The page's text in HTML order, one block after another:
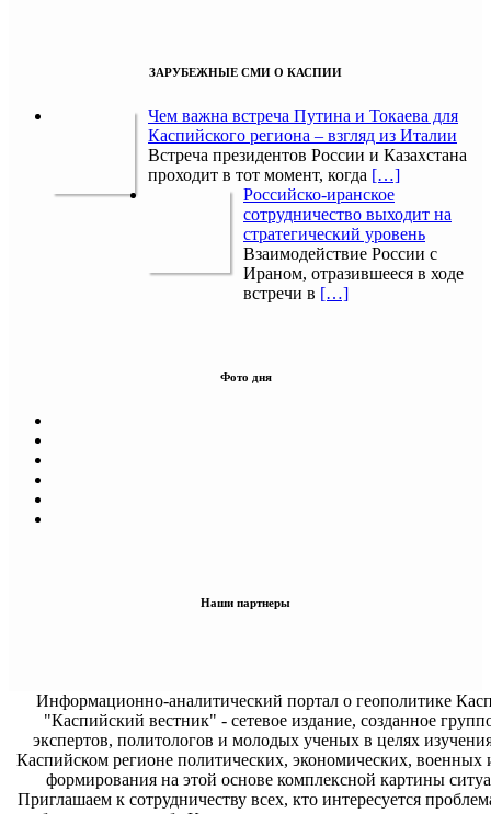
ЗАРУБЕЖНЫЕ СМИ О КАСПИИ
Чем важна встреча Путина и Токаева для
Каспийского региона – взгляд из Италии
Встреча президентов России и Казахстана
проходит в тот момент, когда […]
Российско-иранское
сотрудничество выходит на
стратегический уровень
Взаимодействие России с
Ираном, отразившееся в ходе
встречи в […]
Фото дня
Наши партнеры
Информационно-аналитический портал о геополитике
"Каспийский вестник" - сетевое издание, созданное
экспертов, политологов и молодых ученых в целях
Каспийском регионе политических, экономических, военных
формирования на этой основе комплексной картины
Приглашаем к сотрудничеству всех, кто интересуется